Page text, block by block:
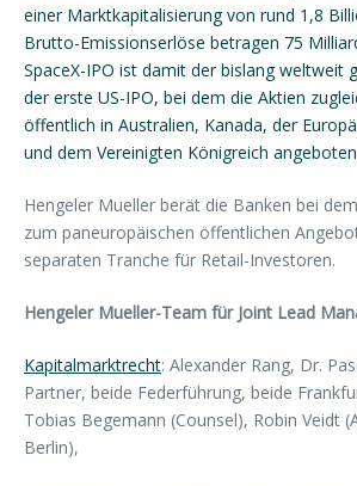
einer Marktkapitalisierung von rund 1,8
Brutto-Emissionserlöse betragen 75
SpaceX-IPO ist damit der bislang weltweit
der erste US-IPO, bei dem die Aktien
öffentlich in Australien, Kanada, der
und dem Vereinigten Königreich
Hengeler Mueller berät die Banken bei
zum paneuropäischen öffentlichen
separaten Tranche für Retail-Investoren.
Hengeler Mueller-Team für Joint Lead
Kapitalmarktrecht: Alexander Rang, Dr.
Partner, beide Federführung, beide
Tobias Begemann (Counsel), Robin Veidt
Berlin),